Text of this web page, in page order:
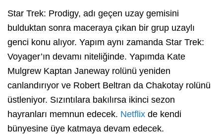
Star Trek: Prodigy, adı geçen uzay gemisini
bulduktan sonra maceraya çıkan bir grup uzaylı
genci konu alıyor. Yapım aynı zamanda Star Trek:
Voyager’ın devamı niteliğinde. Yapımda Kate
Mulgrew Kaptan Janeway rolünü yeniden
canlandırıyor ve Robert Beltran da Chakotay rolünü
üstleniyor. Sızıntılara bakılırsa ikinci sezon
hayranları memnun edecek. Netflix de kendi
bünyesine üye katmaya devam edecek.